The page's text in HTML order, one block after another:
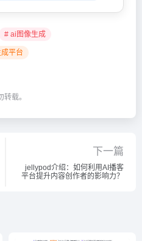
# ai图像生成
平台
载。
下一篇
jellypod介绍：如何利用AI播客
平台提升内容创作者的影响力？